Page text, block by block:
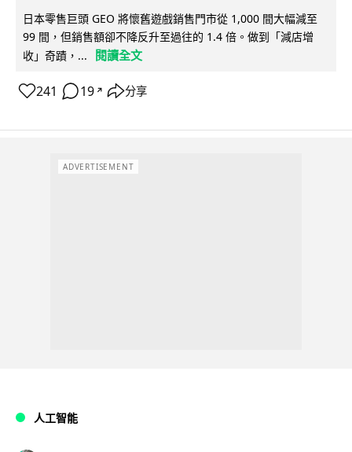
日本零售巨頭 GEO 將懷舊遊戲銷售門市從 1,000 間大幅減至
99 間，但銷售額卻不降反升至過往的 1.4 倍。做到「減店增
收」奇蹟，...
閱讀全文
241 19 ↗ 分享
ADVERTISEMENT
人工智能